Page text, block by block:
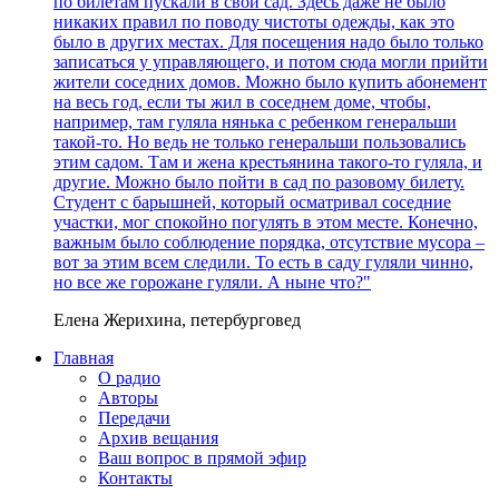
никаких правил по поводу чистоты одежды, как это
было в других местах. Для посещения надо было только
записаться у управляющего, и потом сюда могли прийти
жители соседних домов. Можно было купить абонемент
на весь год, если ты жил в соседнем доме, чтобы,
например, там гуляла нянька с ребенком генеральши
такой-то. Но ведь не только генеральши пользовались
этим садом. Там и жена крестьянина такого-то гуляла, и
другие. Можно было пойти в сад по разовому билету.
Студент с барышней, который осматривал соседние
участки, мог спокойно погулять в этом месте. Конечно,
важным было соблюдение порядка, отсутствие мусора –
вот за этим всем следили. То есть в саду гуляли чинно,
но все же горожане гуляли. А ныне что?"
Елена Жерихина, петербурговед
Главная
О радио
Авторы
Передачи
Архив вещания
Ваш вопрос в прямой эфир
Контакты